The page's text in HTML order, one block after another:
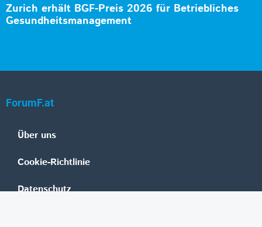
Zurich erhält BGF-Preis 2026 für Betriebliches
Gesundheitsmanagement
ForumF.at
Über uns
Cookie-Richtlinie
Datenschutz